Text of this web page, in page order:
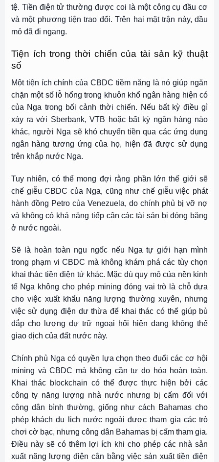
tệ. Tiền điện tử thường được coi là một công cụ đầu cơ
và một phương tiện trao đổi. Trên hai mặt trận này, dầu
mỏ đã đi ngang.
Tiện ích trong thời chiến của tài sản kỹ thuật
số
Một tiện ích chính của CBDC tiềm năng là nó giúp ngăn
chặn một số lỗ hổng trong khuôn khổ ngân hàng hiện có
của Nga trong bối cảnh thời chiến. Nếu bất kỳ điều gì
xảy ra với Sberbank, VTB hoặc bất kỳ ngân hàng nào
khác, người Nga sẽ khó chuyển tiền qua các ứng dụng
ngân hàng tương ứng của họ, hiện đã được sử dụng
trên khắp nước Nga.
Tuy nhiên, có thể mong đợi rằng phần lớn thế giới sẽ
chế giễu CBDC của Nga, cũng như chế giễu việc phát
hành đồng Petro của Venezuela, do chính phủ bị vỡ nợ
và không có khả năng tiếp cận các tài sản bị đóng băng
ở nước ngoài.
Sẽ là hoàn toàn ngu ngốc nếu Nga tự giới hạn mình
trong phạm vi CBDC mà không khám phá các tùy chọn
khai thác tiền điện tử khác. Mặc dù quy mô của nền kinh
tế Nga không cho phép mining đóng vai trò là chỗ dựa
cho việc xuất khẩu năng lượng thường xuyên, nhưng
việc sử dụng điện dư thừa để khai thác có thể giúp bù
đắp cho lượng dự trữ ngoại hối hiện đang không thể
giao dịch của đất nước này.
Chính phủ Nga có quyền lựa chọn theo đuổi các cơ hội
mining và CBDC mà không cần tự do hóa hoàn toàn.
Khai thác blockchain có thể được thực hiện bởi các
công ty năng lượng nhà nước nhưng bị cấm đối với
công dân bình thường, giống như cách Bahamas cho
phép khách du lịch nước ngoài được tham gia các trò
chơi cờ bạc, nhưng công dân Bahamas bị cấm tham gia.
Điều này sẽ có thêm lợi ích khi cho phép các nhà sản
xuất năng lượng điện cân bằng việc sản xuất tiền điện